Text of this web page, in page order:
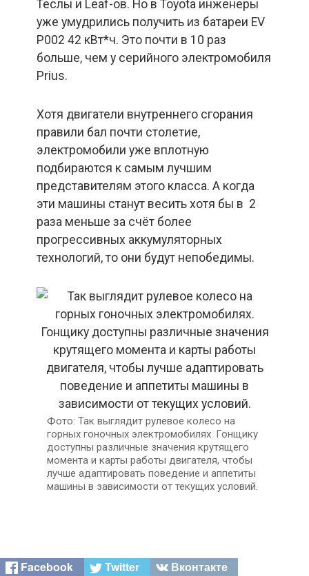
Теслы и Leaf-ов. Но в Toyota инженеры
уже умудрились получить из батареи EV
P002 42 кВт*ч. Это почти в 10 раз
больше, чем у серийного электромобиля
Prius.
Хотя двигатели внутреннего сгорания
правили бал почти столетие,
электромобили уже вплотную
подбираются к самым лучшим
представителям этого класса. А когда
эти машины станут весить хотя бы в 2
раза меньше за счёт более
прогрессивных аккумуляторных
технологий, то они будут непобедимы.
Так выглядит рулевое колесо на
горных гоночных электромобилях. Гонщику
доступны различные значения крутящего
момента и карты работы двигателя, чтобы
лучше адаптировать поведение и аппетиты
машины в зависимости от текущих условий.
Facebook Twitter
Вконтакте